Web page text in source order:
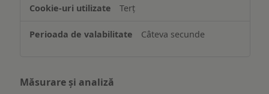
Terț
Câteva secunde
Măsurare și analiză